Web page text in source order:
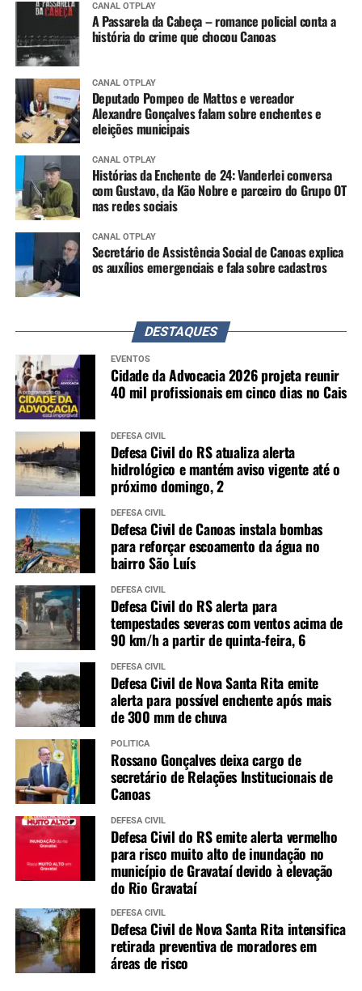
CANAL OTPLAY
A Passarela da Cabeça – romance policial conta a
história do crime que chocou Canoas
CANAL OTPLAY
Deputado Pompeo de Mattos e vereador
Alexandre Gonçalves falam sobre enchentes e
eleições municipais
CANAL OTPLAY
Histórias da Enchente de 24: Vanderlei conversa
com Gustavo, da Kão Nobre e parceiro do Grupo OT
nas redes sociais
CANAL OTPLAY
Secretário de Assistência Social de Canoas explica
os auxílios emergenciais e fala sobre cadastros
DESTAQUES
EVENTOS
Cidade da Advocacia 2026 projeta reunir
40 mil profissionais em cinco dias no Cais
DEFESA CIVIL
Defesa Civil do RS atualiza alerta
hidrológico e mantém aviso vigente até o
próximo domingo, 2
DEFESA CIVIL
Defesa Civil de Canoas instala bombas
para reforçar escoamento da água no
bairro São Luís
DEFESA CIVIL
Defesa Civil do RS alerta para
tempestades severas com ventos acima de
90 km/h a partir de quinta-feira, 6
DEFESA CIVIL
Defesa Civil de Nova Santa Rita emite
alerta para possível enchente após mais
de 300 mm de chuva
POLÍTICA
Rossano Gonçalves deixa cargo de
secretário de Relações Institucionais de
Canoas
DEFESA CIVIL
Defesa Civil do RS emite alerta vermelho
para risco muito alto de inundação no
município de Gravataí devido à elevação
do Rio Gravataí
DEFESA CIVIL
Defesa Civil de Nova Santa Rita intensifica
retirada preventiva de moradores em
áreas de risco